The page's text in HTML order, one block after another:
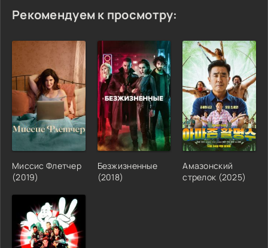
Рекомендуем к просмотру:
Миссис Флетчер
(2019)
Безжизненные
(2018)
Амазонский
стрелок (2025)